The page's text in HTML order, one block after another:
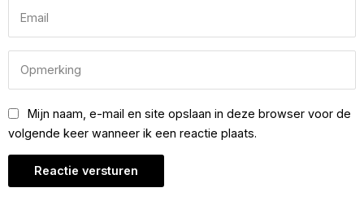
Mijn naam, e-mail en site opslaan in deze browser voor de
volgende keer wanneer ik een reactie plaats.